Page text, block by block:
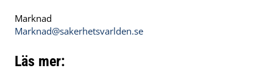
Marknad
Marknad@sakerhetsvarlden.se
Läs mer: